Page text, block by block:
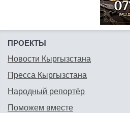
ПРОЕКТЫ
Новости Кыргызстана
Пресса Кыргызстана
Народный репортёр
Поможем вместе